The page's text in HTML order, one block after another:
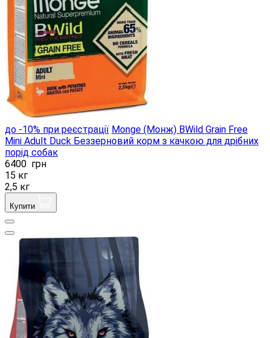
до -10% при реєстрації Monge (Монж) BWild Grain Free
Mini Adult Duck Беззерновий корм з качкою для дрібних
порід собак
6400 грн
15 кг
2,5 кг
Купити